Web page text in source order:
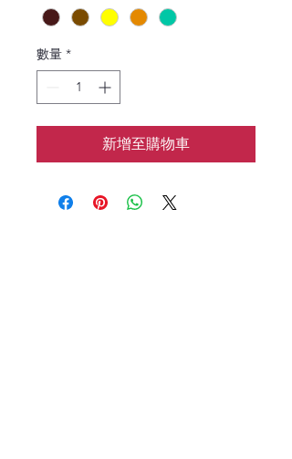
數量 *
新增至購物車